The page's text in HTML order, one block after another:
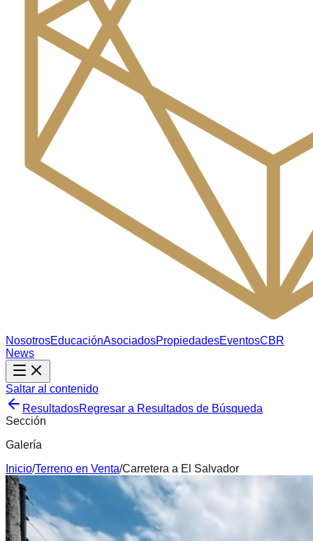
NosotrosEducaciónAsociadosPropiedadesEventosCBR
News
Saltar al contenido
ResultadosRegresar a Resultados de Búsqueda
Sección
Galería
Inicio/Terreno en Venta/Carretera a El Salvador